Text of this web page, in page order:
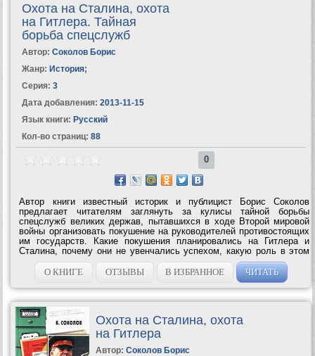
Охота на Сталина, охота
на Гитлера. Тайная
борьба спецслужб
Автор: Соколов Борис
Жанр: История;
Серия: 3
Дата добавления: 2013-11-15
Язык книги: Русский
Кол-во страниц: 88
0
Автор книги известный историк и публицист Борис Соколов
предлагает читателям заглянуть за кулисы тайной борьбы
спецслужб великих держав, пытавшихся в ходе Второй мировой
войны организовать покушение на руководителей противостоящих
им государств. Какие покушения планировались на Гитлера и
Сталина, почему они не увенчались успехом, какую роль в этом
сыграли разведслужбы Германии и СССР? На эти и другие
вопросы отвечает в своей...
О КНИГЕ ОТЗЫВЫ В ИЗБРАННОЕ ЧИТАТЬ
Охота на Сталина, охота
на Гитлера
Автор: Соколов Борис